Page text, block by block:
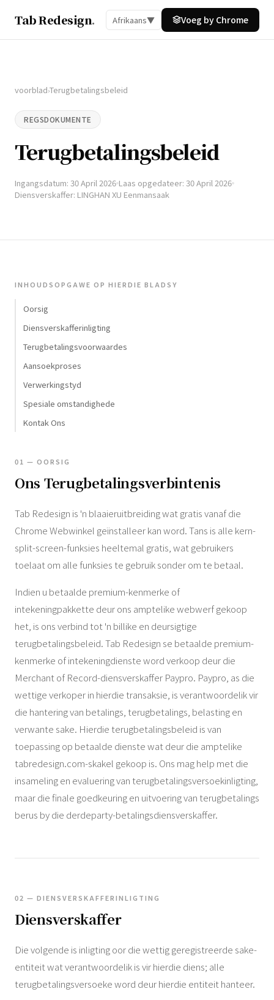
Tab Redesign. Afrikaans▼ Voeg by Chrome
voorblad›Terugbetalingsbeleid
REGSDOKUMENTE
Terugbetalingsbeleid
Ingangsdatum: 30 April 2026 Laas opgedateer: 30 April 2026
Diensverskaffer: LINGHAN XU Eenmansaak
INHOUDSOPGAWE OP HIERDIE BLADSY
Oorsig
Diensverskafferinligting
Terugbetalingsvoorwaardes
Aansoekproses
Verwerkingstyd
Spesiale omstandighede
Kontak Ons
01 — OORSIG
Ons Terugbetalingsverbintenis
Tab Redesign is 'n blaaieruitbreiding wat gratis vanaf die
Chrome Webwinkel geïnstalleer kan word. Tans is alle kern-
split-screen-funksies heeltemal gratis, wat gebruikers
toelaat om alle funksies te gebruik sonder om te betaal.
Indien u betaalde premium-kenmerke of
intekeningpakkette deur ons amptelike webwerf gekoop
het, is ons verbind tot 'n billike en deursigtige
terugbetalingsbeleid. Tab Redesign se betaalde premium-
kenmerke of intekeningdienste word verkoop deur die
Merchant of Record-diensverskaffer Paypro. Paypro, as die
wettige verkoper in hierdie transaksie, is verantwoordelik vir
die hantering van betalings, terugbetalings, belasting en
verwante sake. Hierdie terugbetalingsbeleid is van
toepassing op betaalde dienste wat deur die amptelike
tabredesign.com-skakel gekoop is. Ons mag help met die
insameling en evaluering van terugbetalingsversoekinligting,
maar die finale goedkeuring en uitvoering van terugbetalings
berus by die derdeparty-betalingsdiensverskaffer.
02 — DIENSVERSKAFFERINLIGTING
Diensverskaffer
Die volgende is inligting oor die wettig geregistreerde sake-
entiteit wat verantwoordelik is vir hierdie diens; alle
terugbetalingsversoeke word deur hierdie entiteit hanteer.